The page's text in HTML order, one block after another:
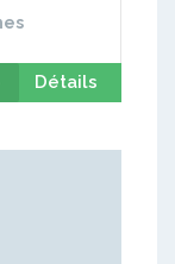
Détails